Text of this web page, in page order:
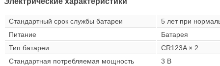
Стандартный срок службы батареи
5 лет при
Питание
Батарея
Тип батареи
CR123A × 2
Стандартная потребляемая мощность
3 В